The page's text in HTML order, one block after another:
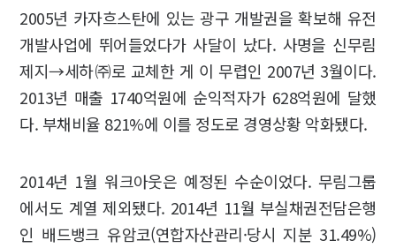
2005년 카자흐스탄에 있는 광구 개발권을 확보해 유전
개발사업에 뛰어들었다가 사달이 났다. 사명을 신무림
제지→세하㈜로 교체한 게 이 무렵인 2007년 3월이다.
2013년 매출 1740억원에 순익적자가 628억원에 달했
다. 부채비율 821%에 이를 정도로 경영상황 악화됐다.
2014년 1월 워크아웃은 예정된 수순이었다. 무림그룹
에서도 계열 제외됐다. 2014년 11월 부실채권전담은행
인 배드뱅크 유암코(연합자산관리·당시 지분 31.49%)